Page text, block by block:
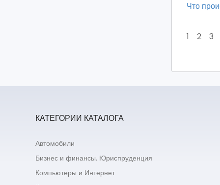
Что
1 2 3
КАТЕГОРИИ КАТАЛОГА
Автомобили
Бизнес и финансы. Юриспруденция
Компьютеры и Интернет